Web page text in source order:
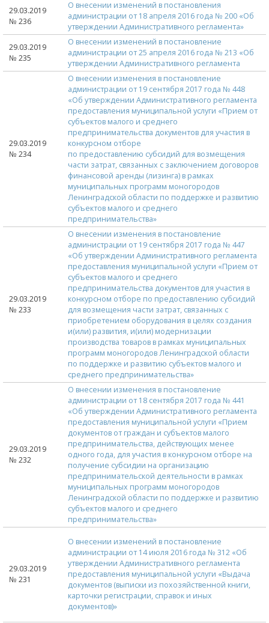
29.03.2019
№ 236
О внесении изменений в постановления
администрации от 18 апреля 2016 года № 200 «Об
утверждении Административного регламента»
29.03.2019
№ 235
О внесении изменений в постановление
администрации от 25 апреля 2016 года № 213 «Об
утверждении Административного регламента
29.03.2019
№ 234
О внесении изменения в постановление
администрации от 19 сентября 2017 года № 448
«Об утверждении Административного регламента
предоставления муниципальной услуги «Прием от
субъектов малого и среднего
предпринимательства документов для участия в
конкурсном отборе
по предоставлению субсидий для возмещения
части затрат, связанных с заключением договоров
финансовой аренды (лизинга) в рамках
муниципальных программ моногородов
Ленинградской области по поддержке и развитию
субъектов малого и среднего
предпринимательства»
29.03.2019
№ 233
О внесении изменения в постановление
администрации от 19 сентября 2017 года № 447
«Об утверждении Административного регламента
предоставления муниципальной услуги «Прием от
субъектов малого и среднего
предпринимательства документов для участия в
конкурсном отборе по предоставлению субсидий
для возмещения части затрат, связанных с
приобретением оборудования в целях создания
и(или) развития, и(или) модернизации
производства товаров в рамках муниципальных
программ моногородов Ленинградской области
по поддержке и развитию субъектов малого и
среднего предпринимательства»
29.03.2019
№ 232
О внесении изменения в постановление
администрации от 18 сентября 2017 года № 441
«Об утверждении Административного регламента
предоставления муниципальной услуги «Прием
документов от граждан и субъектов малого
предпринимательства, действующих менее
одного года, для участия в конкурсном отборе на
получение субсидии на организацию
предпринимательской деятельности в рамках
муниципальных программ моногородов
Ленинградской области по поддержке и развитию
субъектов малого и среднего
предпринимательства»
29.03.2019
№ 231
О внесении изменений в постановление
администрации от 14 июля 2016 года № 312 «Об
утверждении Административного регламента
предоставления муниципальной услуги «Выдача
документов (выписки из похозяйственной книги,
карточки регистрации, справок и иных
документов)»